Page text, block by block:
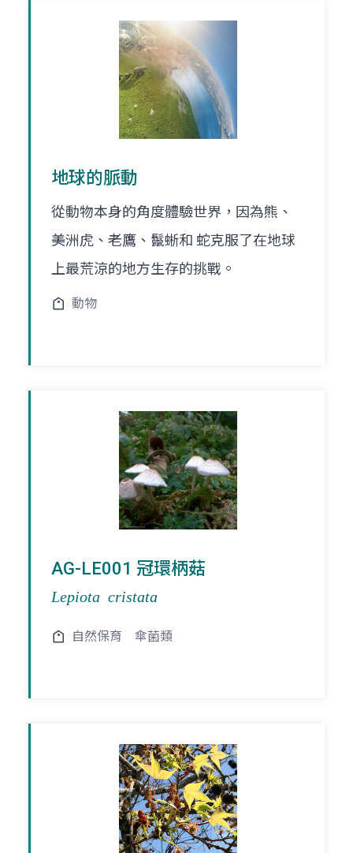
地球的脈動
從動物本身的角度體驗世界，因為熊、
美洲虎、老鷹、鬣蜥和 蛇克服了在地球
上最荒涼的地方生存的挑戰。
動物
AG-LE001 冠環柄菇
Lepiota cristata
自然保育 傘菌類